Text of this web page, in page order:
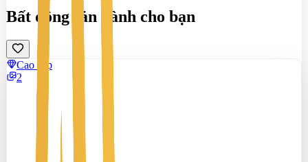
Bất động sản dành cho bạn
Cao cấp
2